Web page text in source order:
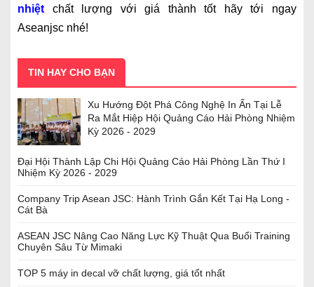
nhiệt chất lượng với giá thành tốt hãy tới ngay
Aseanjsc nhé!
TIN HAY CHO BẠN
Xu Hướng Đột Phá Công Nghệ In Ấn Tại Lễ
Ra Mắt Hiệp Hội Quảng Cáo Hải Phòng Nhiệm
Kỳ 2026 - 2029
Đại Hội Thành Lập Chi Hội Quảng Cáo Hải Phòng Lần Thứ I
Nhiệm Kỳ 2026 - 2029
Company Trip Asean JSC: Hành Trình Gắn Kết Tại Hạ Long -
Cát Bà
ASEAN JSC Nâng Cao Năng Lực Kỹ Thuật Qua Buổi Training
Chuyên Sâu Từ Mimaki
TOP 5 máy in decal vỡ chất lượng, giá tốt nhất